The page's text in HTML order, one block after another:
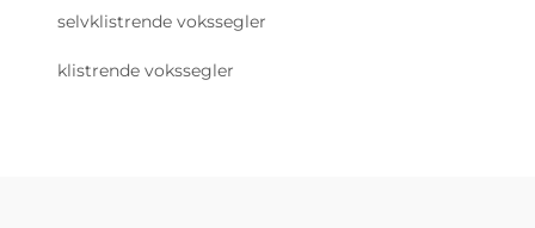
selvklistrende vokssegler
klistrende vokssegler